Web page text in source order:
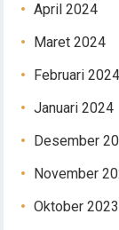
April 2024
Maret 2024
Februari 2024
Januari 2024
Desember
November
Oktober 2023